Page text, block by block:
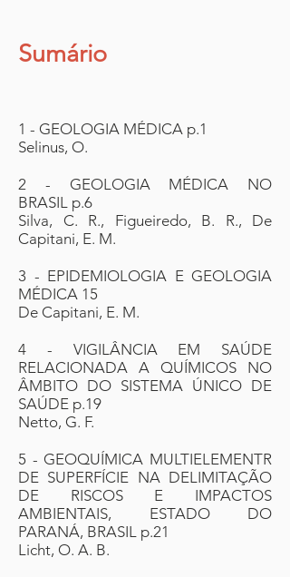
Sumário
1 - GEOLOGIA MÉDICA p.1
Selinus, O.
2 - GEOLOGIA MÉDICA NO
BRASIL p.6
Silva, C. R., Figueiredo, B. R., De
Capitani, E. M.
3 - EPIDEMIOLOGIA E GEOLOGIA
MÉDICA 15
De Capitani, E. M.
4 - VIGILÂNCIA EM SAÚDE
RELACIONADA A QUÍMICOS NO
ÂMBITO DO SISTEMA ÚNICO DE
SAÚDE p.19
Netto, G. F.
5 - GEOQUÍMICA MULTIELEMENTR
DE SUPERFÍCIE NA DELIMITAÇÃO
DE RISCOS E IMPACTOS
AMBIENTAIS, ESTADO DO
PARANÁ, BRASIL p.21
Licht, O. A. B.